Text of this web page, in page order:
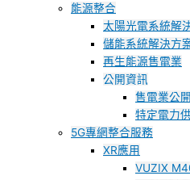
能源整合
太陽光電系統解
儲能系統解決方
再生能源售電業
公開資訊
售電業公
特定電力
5G專網整合服務
XR應用
VUZIX